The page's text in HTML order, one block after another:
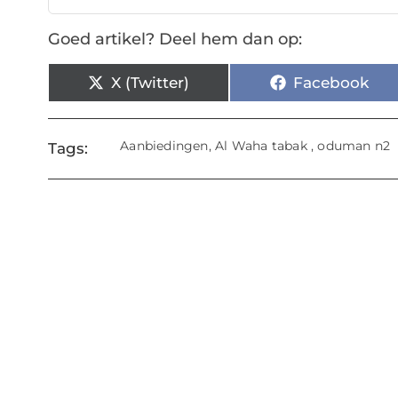
Goed artikel? Deel hem dan op:
X (Twitter) Facebook
Tags: Aanbiedingen,Al Waha tabak,oduman n2